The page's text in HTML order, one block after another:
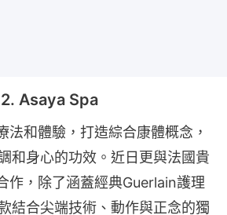
Asaya Spa
法和體驗，打造綜合康體概念，
和身心的功效。近日更與法國貴
作，除了涵蓋經典Guerlain護理
結合尖端技術、動作與正念的獨